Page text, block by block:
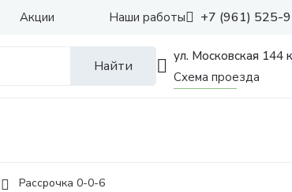
Наши работы
Акции +7 (961) 525-
Найти
ул. Московская 144
Схема проезда
Рассрочка 0-0-6